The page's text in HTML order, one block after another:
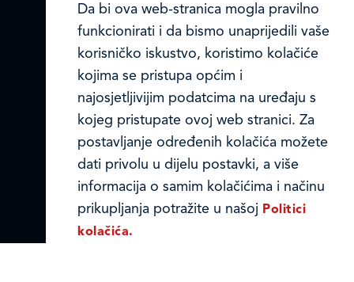
Obavijest o Privatnosti i Kolačići
Privacy notice and Cookies
© LEDO plus d.o.o. 2026.
Da bi ova web-stranica mogla pravilno
funkcionirati i da bismo unaprijedili vaše
korisničko iskustvo, koristimo kolačiće
kojima se pristupa općim i
najosjetljivijim podatcima na uređaju s
kojeg pristupate ovoj web stranici. Za
postavljanje određenih kolačića možete
dati privolu u dijelu postavki, a više
informacija o samim kolačićima i načinu
prikupljanja potražite u našoj Politici
kolačića.
Nužni (tehnički) kolačići
Nužni kolačići omogućuju osnovne
funkcionalnosti. Bez ovih kolačića, web-
stranica ne može pravilno funkcionirati,
a isključiti ih možete mijenjanjem
postavki u svome web-pregledniku.